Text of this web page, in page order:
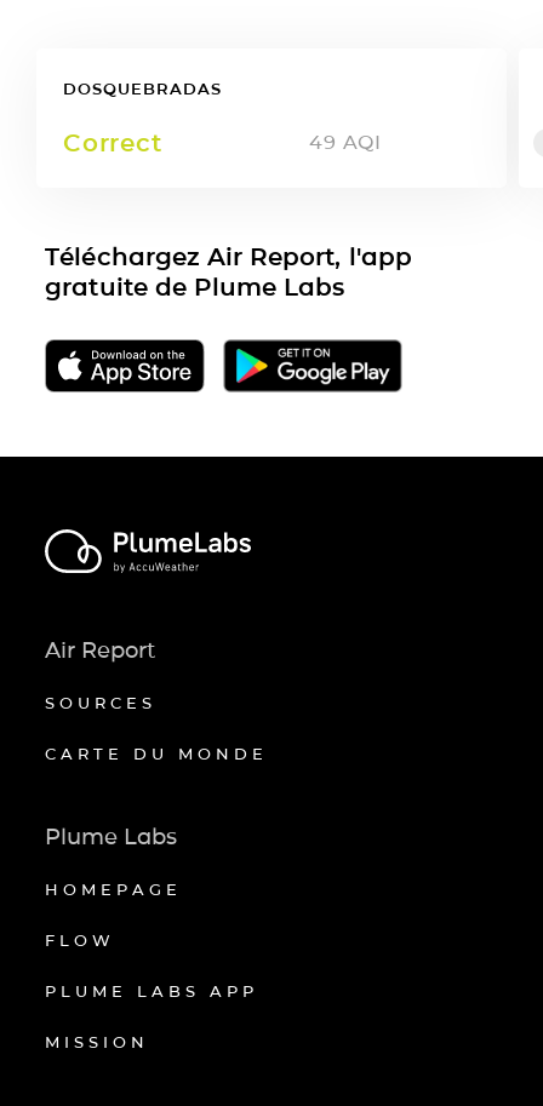
DOSQUEBRADAS
Correct 49 AQI
Téléchargez Air Report, l'app
gratuite de Plume Labs
Air Report
SOURCES
CARTE DU MONDE
Plume Labs
HOMEPAGE
FLOW
PLUME LABS APP
MISSION